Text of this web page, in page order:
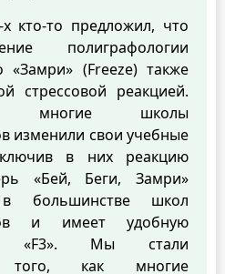
кто-то предложил, что
полиграфологии
«Замри» (Freeze) также
стрессовой реакцией.
многие школы
изменили свои учебные
в них реакцию
«Бей, Беги, Замри»
в большинстве школ
и имеет удобную
«F3». Мы стали
того, как многие